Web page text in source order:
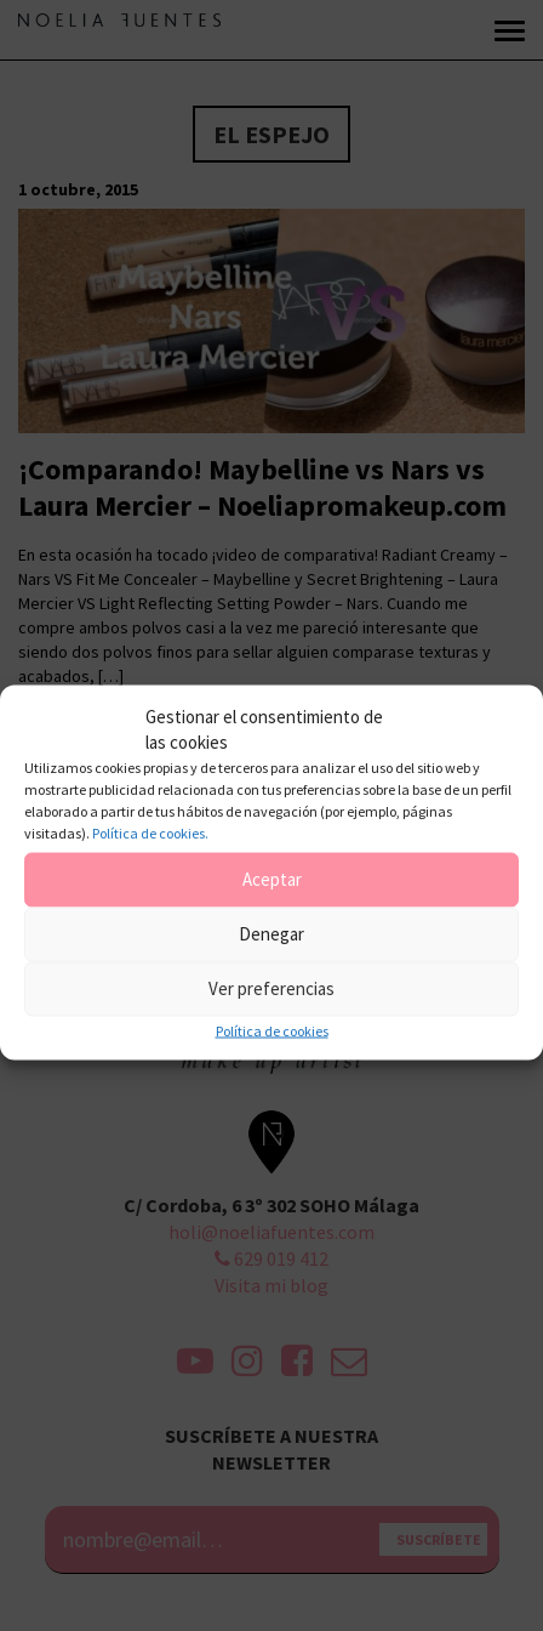
Gestionar el consentimiento de
las cookies
Utilizamos cookies propias y de terceros para analizar el uso del sitio web y
mostrarte publicidad relacionada con tus preferencias sobre la base de un perfil
elaborado a partir de tus hábitos de navegación (por ejemplo, páginas
visitadas). Política de cookies.
Aceptar
Denegar
Ver preferencias
Política de cookies
EL ESPEJO
1 octubre, 2015
¡Comparando! Maybelline vs Nars vs
Laura Mercier – Noeliapromakeup.com
En esta ocasión ha tocado ¡video de comparativa! Radiant Creamy –
Nars VS Fit Me Concealer – Maybelline y Secret Brightening – Laura
Mercier VS Light Reflecting Setting Powder – Nars. Cuando me
compre ambos polvos casi a la vez me pareció interesante que
siendo dos polvos finos para sellar alguien comparase texturas y
acabados, […]
C/ Cordoba, 6 3º 302 SOHO Málaga
holi@noeliafuentes.com
629 019 412
Visita mi blog
SUSCRÍBETE A NUESTRA
NEWSLETTER
Alternative: